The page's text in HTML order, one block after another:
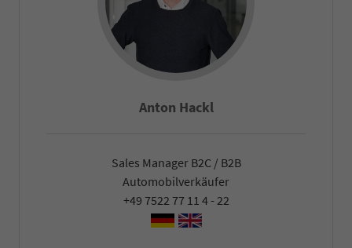
Anton Hackl
Sales Manager B2C / B2B
Automobilverkäufer
+49 7522 77 11 4 - 22